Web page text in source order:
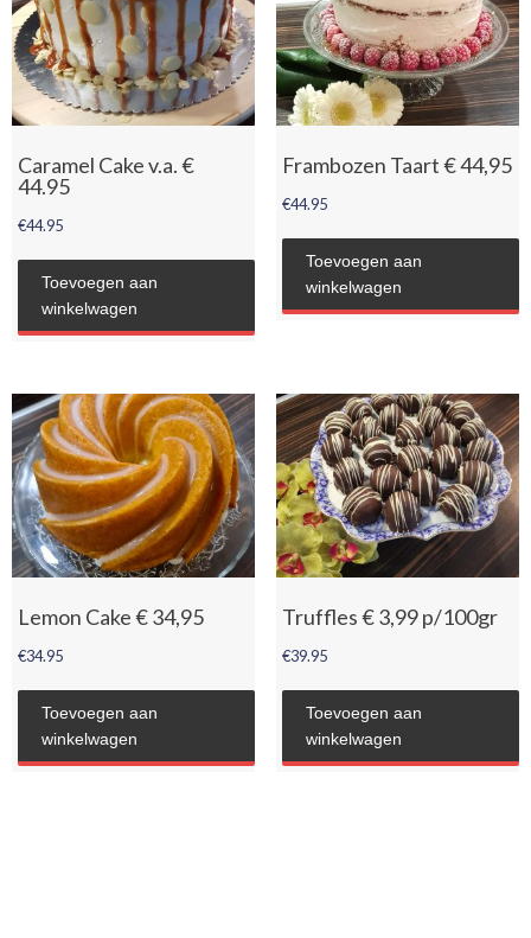
Caramel Cake v.a. €
44.95
€44.95
Toevoegen aan
winkelwagen
Frambozen Taart € 44,95
€44.95
Toevoegen aan
winkelwagen
Lemon Cake € 34,95
€34.95
Toevoegen aan
winkelwagen
Truffles € 3,99 p/100gr
€39.95
Toevoegen aan
winkelwagen